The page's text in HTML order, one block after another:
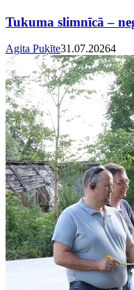
Tukuma slimnīcā –
Agita Puķīte31.07.20264